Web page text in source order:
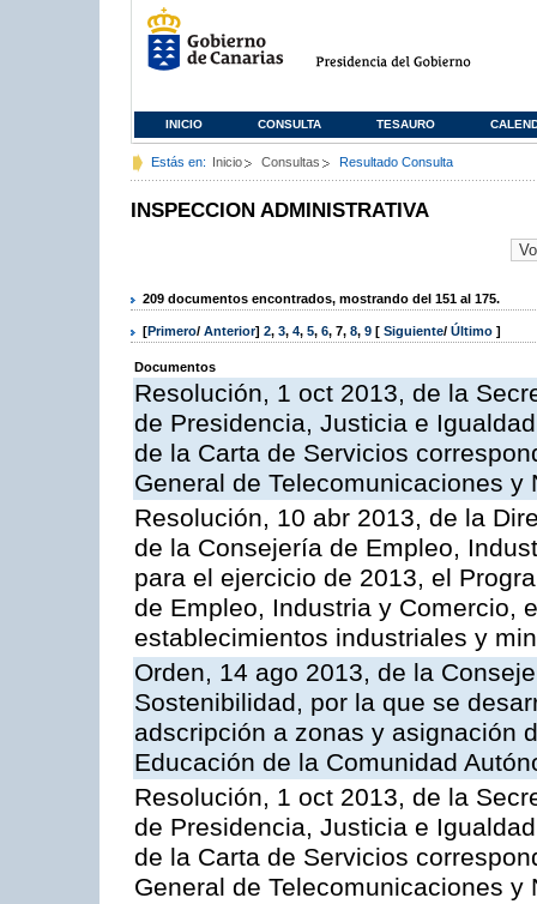
INICIO CONSULTA TESAURO
Estás en: Inicio Consultas Resultado Consulta
INSPECCION ADMINISTRATIVA
209 documentos encontrados, mostrando del 151 al 175.
[Primero/ Anterior] 2, 3, 4, 5, 6, 7, 8, 9 [ Siguiente/ Último ]
Documentos
Resolución, 1 oct 2013, de la
de Presidencia, Justicia e
de la Carta de Servicios
General de Telecomunicaciones y
Resolución, 10 abr 2013, de la
de la Consejería de Empleo,
para el ejercicio de 2013, el
de Empleo, Industria y Comercio,
establecimientos industriales y
Orden, 14 ago 2013, de la
Sostenibilidad, por la que se
adscripción a zonas y asignación
Educación de la Comunidad
Resolución, 1 oct 2013, de la
de Presidencia, Justicia e
de la Carta de Servicios
General de Telecomunicaciones y